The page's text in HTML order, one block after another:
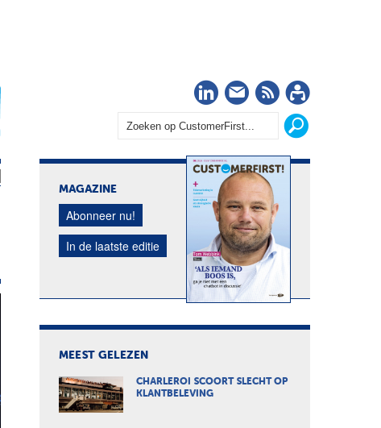
LinkedIn
Nieuwsbrief
RSS
MAGAZINE
Abonneer nu!
In de laatste editie
MEEST GELEZEN
CHARLEROI SCOORT SLECHT OP
KLANTBELEVING